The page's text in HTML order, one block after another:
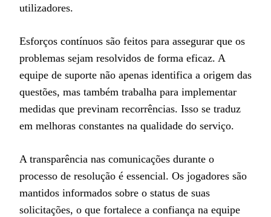
utilizadores.
Esforços contínuos são feitos para assegurar que os
problemas sejam resolvidos de forma eficaz. A
equipe de suporte não apenas identifica a origem das
questões, mas também trabalha para implementar
medidas que previnam recorrências. Isso se traduz
em melhoras constantes na qualidade do serviço.
A transparência nas comunicações durante o
processo de resolução é essencial. Os jogadores são
mantidos informados sobre o status de suas
solicitações, o que fortalece a confiança na equipe